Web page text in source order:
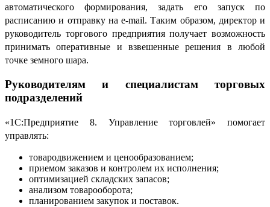
автоматического формирования, задать его запуск по
расписанию и отправку на e-mail. Таким образом, директор и
руководитель торгового предприятия получает возможность
принимать оперативные и взвешенные решения в любой
точке земного шара.
Руководителям и специалистам торговых
подразделений
«1С:Предприятие 8. Управление торговлей» помогает
управлять:
товародвижением и ценообразованием;
приемом заказов и контролем их исполнения;
оптимизацией складских запасов;
анализом товарооборота;
планированием закупок и поставок.